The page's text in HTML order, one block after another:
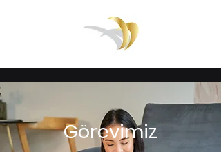
Görevimiz